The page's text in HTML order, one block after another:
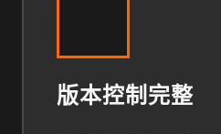
版本控制完整